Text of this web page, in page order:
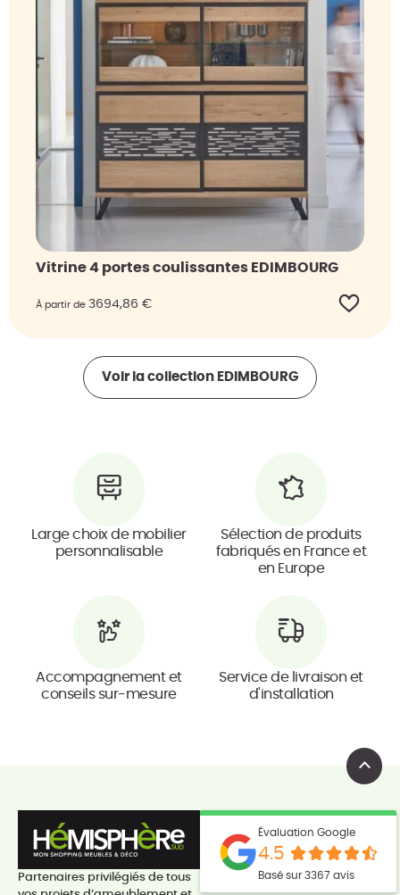
Vitrine 4 portes coulissantes EDIMBOURG
À partir de 3694,86 €
Voir la collection EDIMBOURG
Large choix de mobilier
personnalisable
Sélection de produits
fabriqués en France et
en Europe
Accompagnement et
conseils sur-mesure
Service de livraison et
d'installation
Partenaires privilégiés de tous
Évaluation Google
4.5
Basé sur 3367 avis